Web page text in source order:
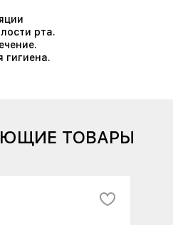
рта.
гигиена.
ТОВАРЫ